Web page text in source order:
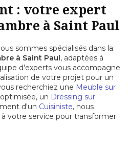
: votre expert
à Saint Paul
sommes spécialisés dans la
à Saint Paul, adaptées à
d'experts vous accompagne
de votre projet pour un
recherchiez une Meuble sur
optimisée, un Dressing sur
d'un Cuisiniste, nous
votre service pour transformer